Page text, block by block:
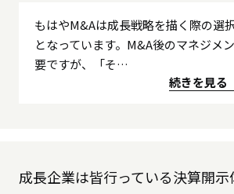
もはやM&Aは成長戦略を描く際の選
となっています。M&A後のマネジメ
要ですが、「そ…
続きを見る
成長企業は皆行っている決算開示